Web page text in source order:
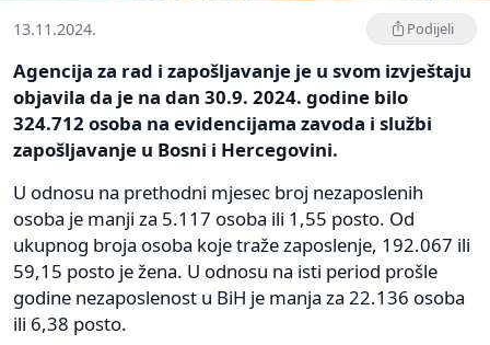
13.11.2024. Podijeli
Agencija za rad i zapošljavanje je u svom izvještaju
objavila da je na dan 30.9. 2024. godine bilo
324.712 osoba na evidencijama zavoda i službi
zapošljavanje u Bosni i Hercegovini.
U odnosu na prethodni mjesec broj nezaposlenih
osoba je manji za 5.117 osoba ili 1,55 posto. Od
ukupnog broja osoba koje traže zaposlenje, 192.067 ili
59,15 posto je žena. U odnosu na isti period prošle
godine nezaposlenost u BiH je manja za 22.136 osoba
ili 6,38 posto.